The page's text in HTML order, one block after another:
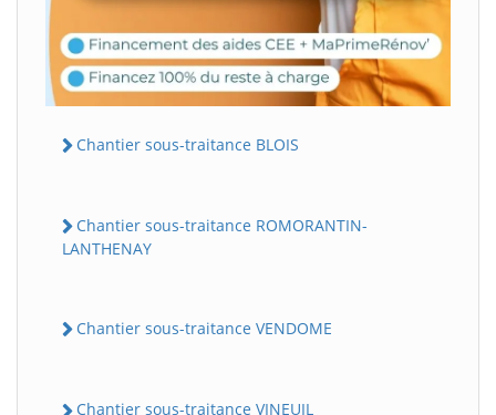
Chantier sous-traitance BLOIS
Chantier sous-traitance ROMORANTIN-
LANTHENAY
Chantier sous-traitance VENDOME
Chantier sous-traitance VINEUIL